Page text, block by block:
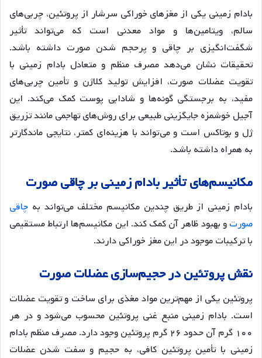
بادام زمینی یکی از مغزهای خوراکی سرشار از پروتئین، چربی‌های
سالم، ویتامین‌ها و مواد معدنی است که می‌تواند تأثیر
شگفت‌انگیزی بر چاقی و پرحجم شدن صورت داشته باشد.
تحقیقات نشان می‌دهد مصرف منظم و متعادل بادام زمینی با
تقویت عضلات صورت، افزایش تولید کلاژن و تأمین چربی‌های
مفید، به برجستگی گونه‌ها و شادابی پوست کمک می‌کند. این
آجیل خوشمزه جایگزینی طبیعی برای روش‌های تهاجمی مانند تزریق
ژل و بوتاکس است و می‌تواند با هزینه‌ای کمتر، نتایجی ماندگارتر
به همراه داشته باشد.
مکانیسمهایتأثیربادامزمینیبرچاقیصورت
بادام زمینی از طریق چندین مکانیسم مختلف می‌تواند به چاقی
صورتو بهبود ظاهر آن کمک کند. این مکانیسم‌ها ارتباط مستقیمی
با ترکیبات موجود در این مغز خوراکی دارند.
نقشپروتئیندرحجیمسازیعضلاتصورت
پروتئین یکی از مهم‌ترین مواد مغذی برای ساخت و تقویت عضلات
است. بادام زمینی منبع غنی پروتئین محسوب می‌شود و در هر
۱۰۰ گرم آن حدود ۲۶ گرم پروتئین وجود دارد
. مصرف منظم بادام
زمینی با تأمین پروتئین کافی، به حجیم و سفت شدن عضلات